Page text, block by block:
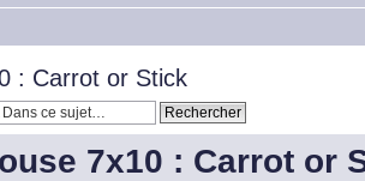
: Carrot or Stick
7x10 : Carrot or